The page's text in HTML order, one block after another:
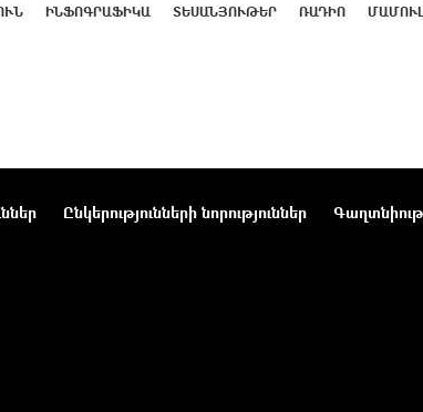
ԻՆՖՈԳՐԱՖԻԿԱ ՏԵՍԱՆՅՈՒԹԵՐ ՌԱԴԻՈ
Ընկերությունների նորություններ